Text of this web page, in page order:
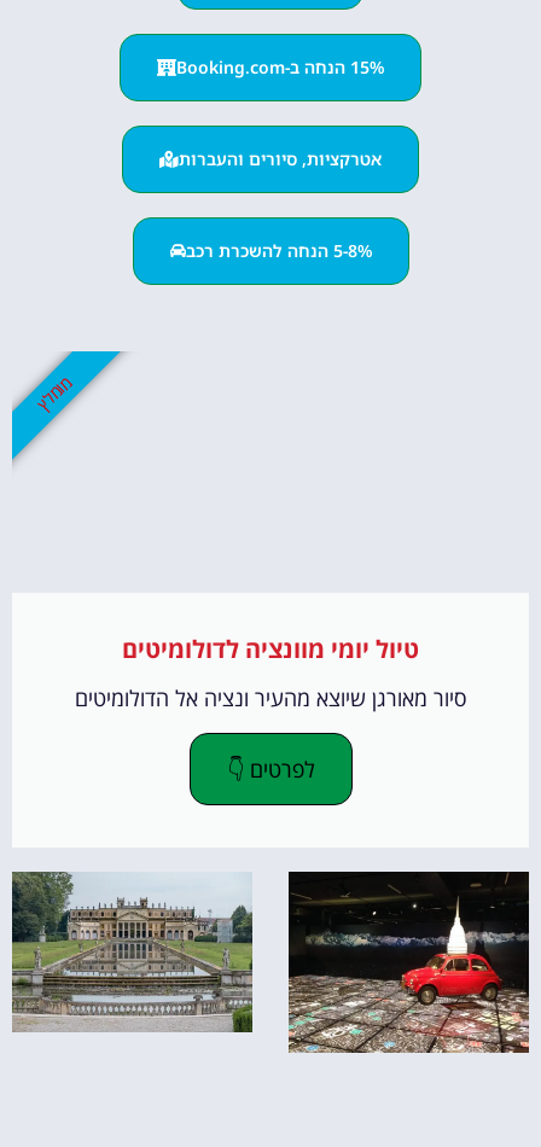
15% הנחה ב-Booking.com
אטרקציות, סיורים והעברות
5-8% הנחה להשכרת רכב
טיול יומי מוונציה לדולומיטים
סיור מאורגן שיוצא מהעיר ונציה אל הדולומיטים
לפרטים 👇
מומלץ